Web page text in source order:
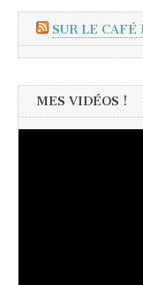
SUR LE CAFÉ
MES VIDÉOS !